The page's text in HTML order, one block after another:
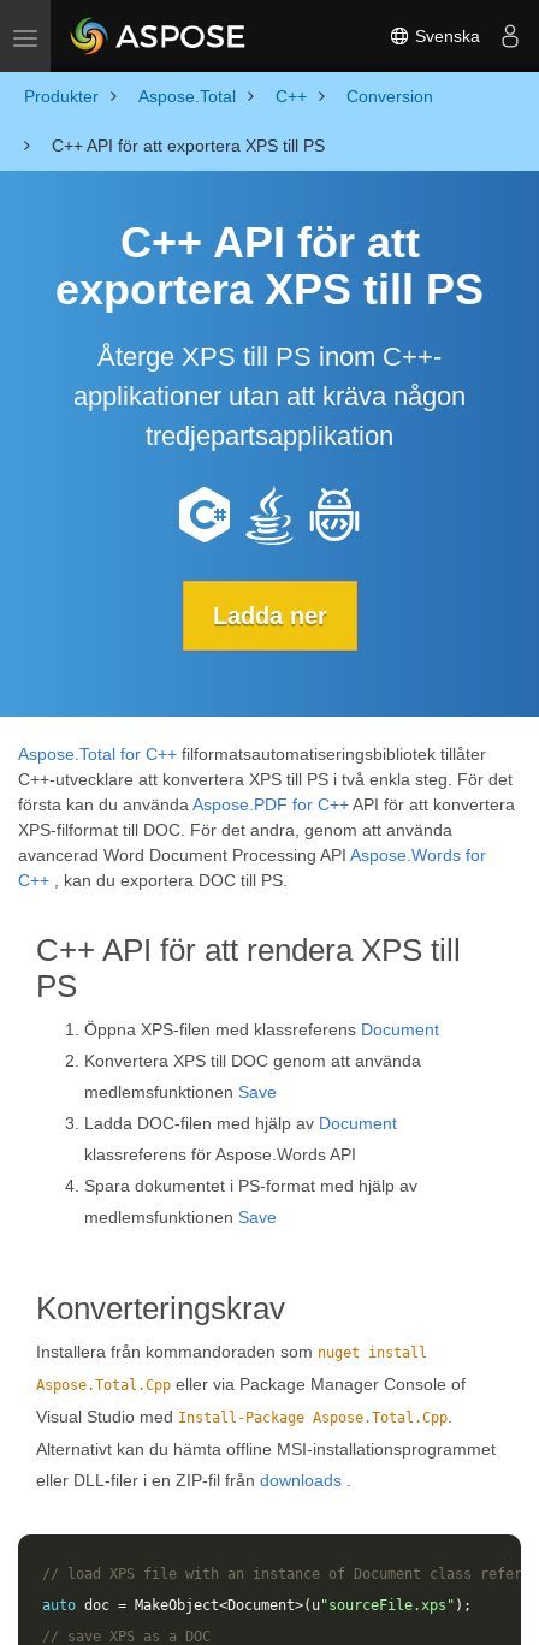
Toggle navigation Svenska
Produkter Aspose.Total C++ Conversion
C++ API för att exportera XPS till PS
C++ API för att
exportera XPS till PS
Återge XPS till PS inom C++-
applikationer utan att kräva någon
tredjepartsapplikation
Ladda ner
Aspose.Total for C++ filformatsautomatiseringsbibliotek tillåter
C++-utvecklare att konvertera XPS till PS i två enkla steg. För det
första kan du använda Aspose.PDF for C++API för att konvertera
XPS-filformat till DOC. För det andra, genom att använda
avancerad Word Document Processing API Aspose.Words for
C++ , kan du exportera DOC till PS.
C++ API för att rendera XPS till
PS
Öppna XPS-filen med klassreferens Document
Konvertera XPS till DOC genom att använda
medlemsfunktionen Save
Ladda DOC-filen med hjälp av Document
klassreferens för Aspose.Words API
Spara dokumentet i PS-format med hjälp av
medlemsfunktionen Save
Konverteringskrav
Installera från kommandoraden som nuget install
Aspose.Total.Cpp eller via Package Manager Console of
Visual Studio med Install-Package Aspose.Total.Cpp
Alternativt kan du hämta offline MSI-installationsprogrammet
eller DLL-filer i en ZIP-fil från downloads
// load XPS file with an instance of Document class
auto doc = MakeObject<Document>( u"sourceFile.xps" );
// save XPS as a DOC